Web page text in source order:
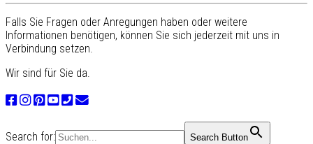
Falls Sie Fragen oder Anregungen haben oder weitere
Informationen benötigen, können Sie sich jederzeit mit uns in
Verbindung setzen.
Wir sind für Sie da.
Search for: Search Button